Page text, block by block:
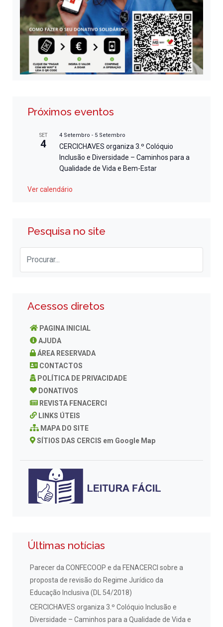
Próximos eventos
SET
4
4 Setembro - 5 Setembro
CERCICHAVES organiza 3.º Colóquio
Inclusão e Diversidade – Caminhos para a
Qualidade de Vida e Bem-Estar
Ver calendário
Pesquisa no site
Acessos diretos
PAGINA INICIAL
AJUDA
ÁREA RESERVADA
CONTACTOS
POLÍTICA DE PRIVACIDADE
DONATIVOS
REVISTA FENACERCI
LINKS ÚTEIS
MAPA DO SITE
SÍTIOS DAS CERCIS em Google Map
Últimas notícias
Parecer da CONFECOOP e da FENACERCI sobre a
proposta de revisão do Regime Jurídico da
Educação Inclusiva (DL 54/2018)
CERCICHAVES organiza 3.º Colóquio Inclusão e
Diversidade – Caminhos para a Qualidade de Vida e